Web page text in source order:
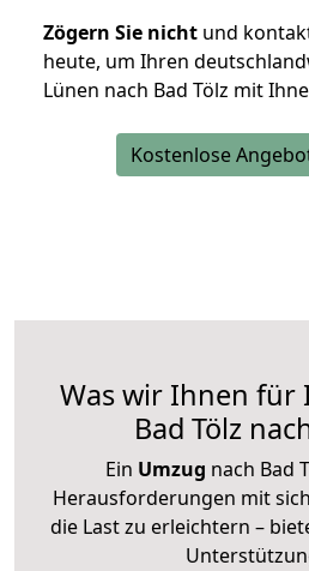
Zögern Sie nicht und
heute, um Ihren
Lünen nach Bad Tölz mit
Kostenlose
Was wir Ihnen für
Bad Tölz
Ein Umzug nach Bad
Herausforderungen mit
die Last zu erleichtern –